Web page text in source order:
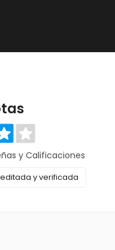
y Calificaciones
y verificada